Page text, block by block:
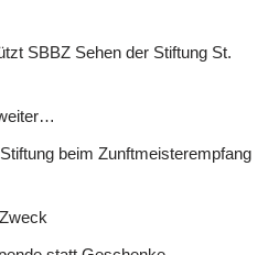
SBBZ Sehen der Stiftung St.
beim Zunftmeisterempfang